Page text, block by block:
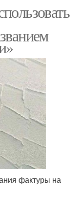
фактуры на